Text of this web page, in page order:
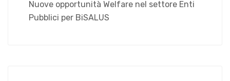
Nuove opportunità Welfare nel settore Enti
Pubblici per BiSALUS